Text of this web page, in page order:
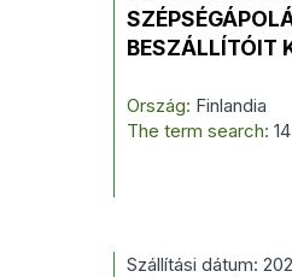
BESZÁLLÍTÓIT
Ország: Finlandia
The term search:
Szállítási dátum: